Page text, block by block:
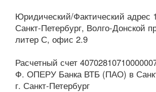
Юридический/Фактический адрес
Санкт-Петербург, Волго-Донской
литер С, офис 2.9
Расчетный счет
Ф. ОПЕРУ Банка ВТБ (ПАО) в
г. Санкт-Петербург